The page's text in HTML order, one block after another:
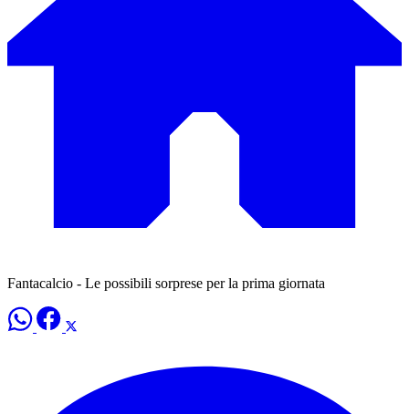
Fantacalcio - Le possibili sorprese per la prima giornata